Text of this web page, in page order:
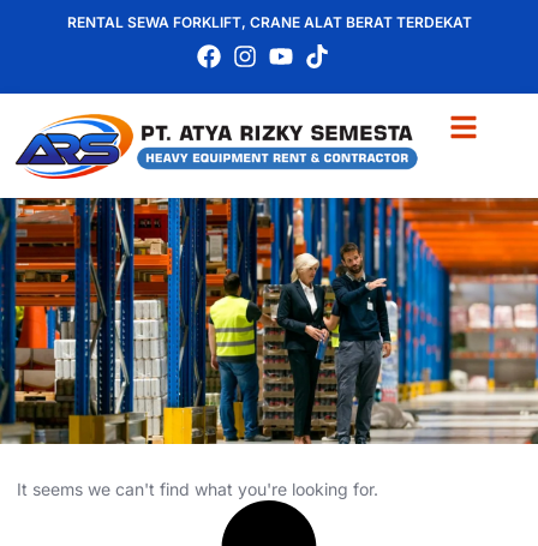
RENTAL SEWA FORKLIFT, CRANE ALAT BERAT TERDEKAT
It seems we can't find what you're looking for.